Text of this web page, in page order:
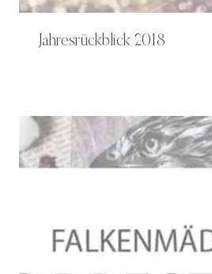
Jahresrückblick 2018